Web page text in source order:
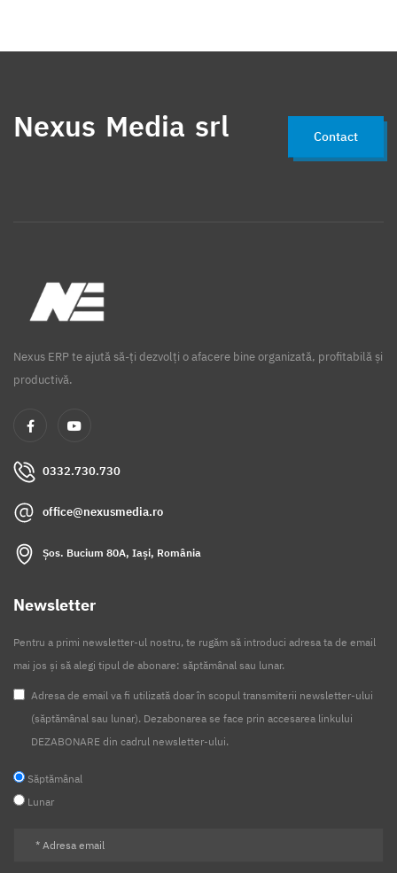
Nexus Media srl Contact
Nexus ERP te ajută să-ți dezvolți o afacere bine organizată, profitabilă și
productivă.
0332.730.730
office@nexusmedia.ro
Șos. Bucium 80A, Iași, România
Newsletter
Pentru a primi newsletter-ul nostru, te rugăm să introduci adresa ta de email
mai jos și să alegi tipul de abonare: săptămânal sau lunar.
Adresa de email va fi utilizată doar în scopul transmiterii newsletter-ului
(săptămânal sau lunar). Dezabonarea se face prin accesarea linkului
DEZABONARE din cadrul newsletter-ului.
Săptămânal
Lunar